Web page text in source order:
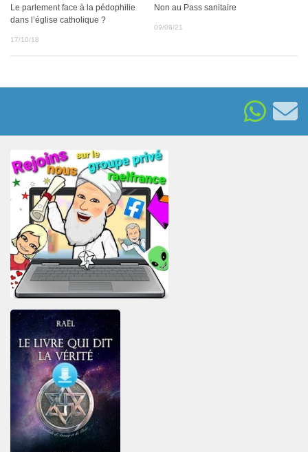
Le parlement face à la pédophilie
dans l’église catholique ?
17/10/18
Non au Pass sanitaire
09/08/21